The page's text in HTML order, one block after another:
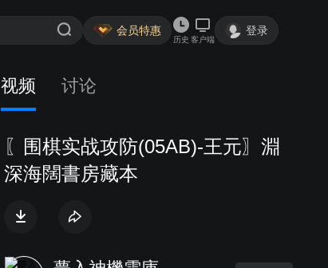
会员特惠
历史 客户端
登录
视频 讨论
〖围棋实战攻防(05AB)-王元〗淵
深海闊書房藏本